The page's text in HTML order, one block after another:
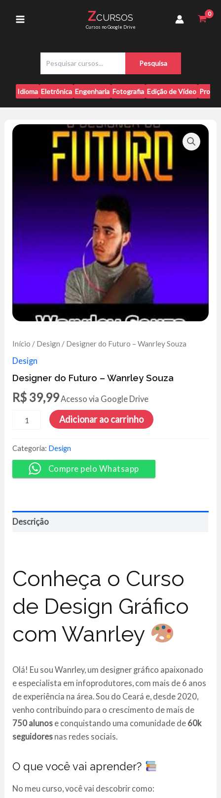
Menu
ZCURSOS
Cursos no Google Drive
s
q
u
i
a
r
Pesquisa
Idioma Eletrônica Engenharia Fotografia Edição de Vídeo
Início / Design / Designer do Futuro – Wanrley Souza
Design
Designer do Futuro – Wanrley Souza
R$ 39,99Acesso via Google Drive
-
Wanrley
Souza
quantidade
Adicionar ao carrinho
Categoria: Design
Compre pelo Whatsapp
Descrição
Conheça o Curso
de Design Gráfico
com Wanrley
Olá! Eu sou Wanrley, um designer gráfico apaixonado
e especialista em infoprodutores, com mais de 6 anos
de experiência na área. Sou do Ceará e, desde 2020,
venho contribuindo para o crescimento de mais de
750 alunos e conquistando uma comunidade de 60k
seguidores nas redes sociais.
O que você vai aprender?
No meu curso, você vai descobrir como:
Wanrley